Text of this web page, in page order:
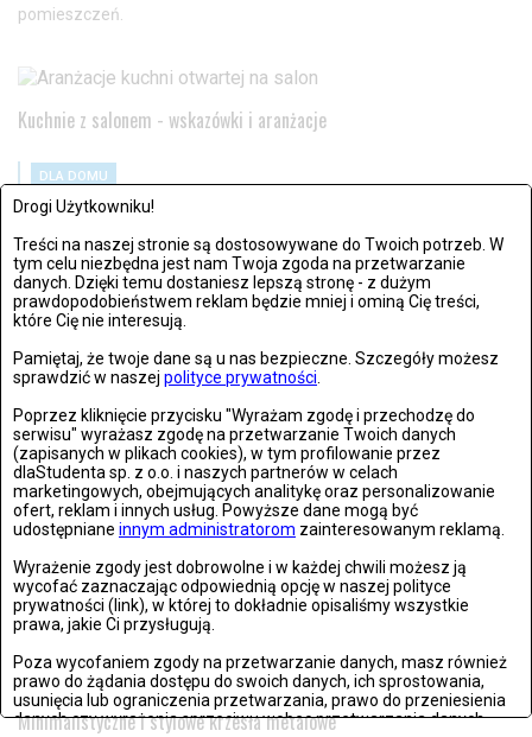
Drogi Użytkowniku!
Treści na naszej stronie są dostosowywane do Twoich potrzeb. W
tym celu niezbędna jest nam Twoja zgoda na przetwarzanie
danych. Dzięki temu dostaniesz lepszą stronę - z dużym
prawdopodobieństwem reklam będzie mniej i ominą Cię treści,
które Cię nie interesują.
Pamiętaj, że twoje dane są u nas bezpieczne. Szczegóły możesz
sprawdzić w naszej polityce prywatności
Poprzez kliknięcie przycisku "Wyrażam zgodę i przechodzę do
serwisu" wyrażasz zgodę na przetwarzanie Twoich danych
(zapisanych w plikach cookies), w tym profilowanie przez
dlaStudenta sp. z o.o. i naszych partnerów w celach
marketingowych, obejmujących analitykę oraz personalizowanie
ofert, reklam i innych usług. Powyższe dane mogą być
udostępniane innym administratorom zainteresowanym reklamą.
Wyrażenie zgody jest dobrowolne i w każdej chwili możesz ją
wycofać zaznaczając odpowiednią opcję w naszej polityce
prywatności (link), w której to dokładnie opisaliśmy wszystkie
prawa, jakie Ci przysługują.
Poza wycofaniem zgody na przetwarzanie danych, masz również
prawo do żądania dostępu do swoich danych, ich sprostowania,
usunięcia lub ograniczenia przetwarzania, prawo do przeniesienia
danych czy wyrażenia sprzeciwu wobec przetwarzania danych.
pomieszczeń.
Kuchnie z salonem - wskazówki i aranżacje
DLA DOMU
ŚRODA, 25 STYCZNIA 2023, 12:45
Przeczytaj poradnik i sprawdź, która opcja będzie najlepsza dla
Ciebie!
ZOBACZ RÓWNIEŻ
DLA DOMU
ŚRODA, 23 CZERWCA 2021, 14:45
Czy warto kupić rolety rzymskie?
CZWARTEK, 10 PAŹDZIERNIKAA 2019, 14:09
Minimalistyczne i stylowe krzesła metalowe